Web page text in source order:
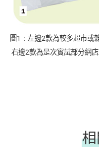
圖1﹕左邊2款為較多超市或
右邊2款為是次實試部分網